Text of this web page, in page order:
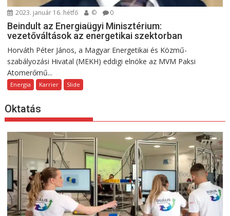
2023. január 16. hétfő © 0
Beindult az Energiaügyi Minisztérium:
vezetőváltások az energetikai szektorban
Horváth Péter János, a Magyar Energetikai és Közmű-
szabályozási Hivatal (MEKH) eddigi elnöke az MVM Paksi
Atomerőmű...
Energia Karrier Slide
Oktatás